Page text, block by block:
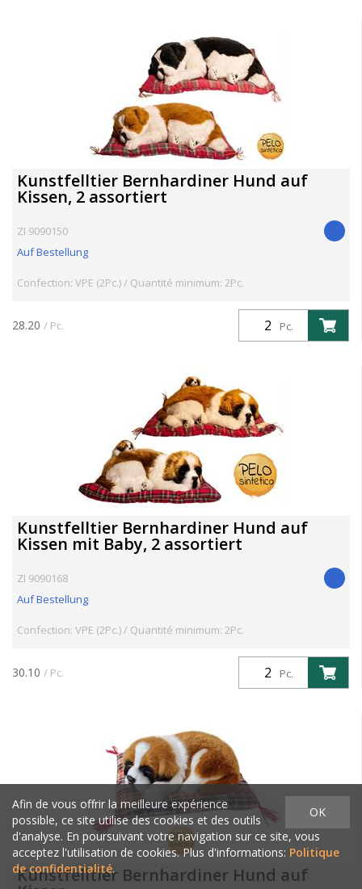
Kunstfelltier Bernhardiner Hund auf
Kissen, 2 assortiert
ZI 9090150
Auf Bestellung
Confection: VPE (2Pc.) / Quantité minimum: 2Pc.
Pc.
28.20 / Pc.
Kunstfelltier Bernhardiner Hund auf
Kissen mit Baby, 2 assortiert
ZI 9090168
Auf Bestellung
Confection: VPE (2Pc.) / Quantité minimum: 2Pc.
Pc.
30.10 / Pc.
Kunstfelltier Bernhardiner Hund auf
OK
Afin de vous offrir la meilleure expérience
possible, ce site utilise des cookies et des outils
d'analyse. En poursuivant votre navigation sur ce site, vous
acceptez l'utilisation de cookies. Plus d'informations: Politique
de confidentialité.